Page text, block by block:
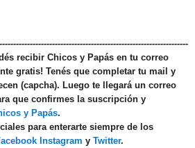
recibir Chicos y Papás en tu correo
gratis! Tenés que completar tu mail y
(capcha). Luego te llegará un correo
que confirmes la suscripción y
y Papás.
para enterarte siempre de los
Instagram y Twitter.